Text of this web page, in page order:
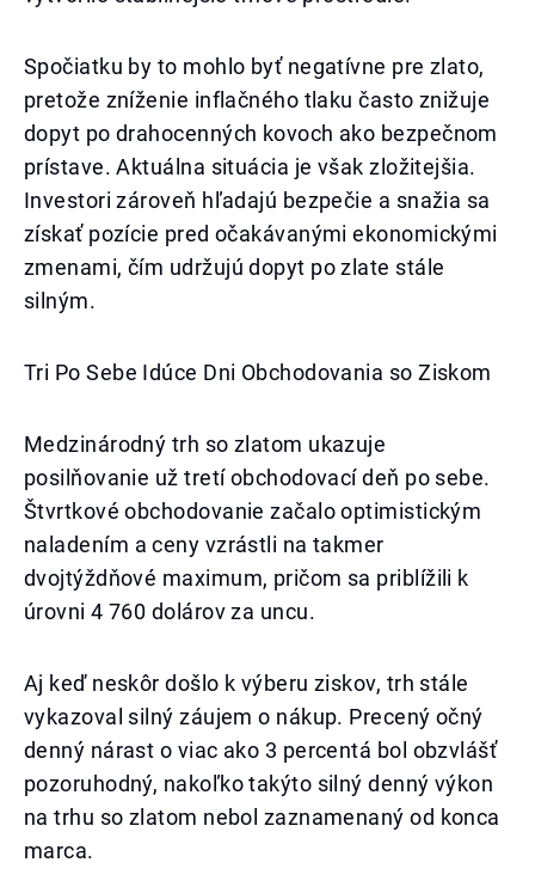
Spočiatku by to mohlo byť negatívne pre zlato,
pretože zníženie inflačného tlaku často znižuje
dopyt po drahocenných kovoch ako bezpečnom
prístave. Aktuálna situácia je však zložitejšia.
Investori zároveň hľadajú bezpečie a snažia sa
získať pozície pred očakávanými ekonomickými
zmenami, čím udržujú dopyt po zlate stále
silným.
Tri Po Sebe Idúce Dni Obchodovania so Ziskom
Medzinárodný trh so zlatom ukazuje
posilňovanie už tretí obchodovací deň po sebe.
Štvrtkové obchodovanie začalo optimistickým
naladením a ceny vzrástli na takmer
dvojtýždňové maximum, pričom sa priblížili k
úrovni 4 760 dolárov za uncu.
Aj keď neskôr došlo k výberu ziskov, trh stále
vykazoval silný záujem o nákup. Precený očný
denný nárast o viac ako 3 percentá bol obzvlášť
pozoruhodný, nakoľko takýto silný denný výkon
na trhu so zlatom nebol zaznamenaný od konca
marca.